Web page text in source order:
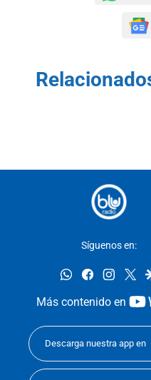
Síguenos en:
whatsappfacebook
Más contenido en
Descarga nuestra app en